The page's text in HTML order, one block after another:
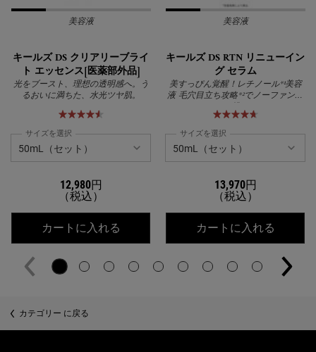
美容液
キールズ DS クリアリーブライ
ト エッセンス[医薬部外品]
光をブースト、理想の透明感へ。う
るおいに満ちた、水光ツヤ肌。
サイズを選択
12,980円
（税込）
カートに入れる キールズ DS クリアリーブライト エ
美容液
キールズ DS RTN リニューイン
グ セラム
美すっぴん覚醒！レチノール*¹美容
液 毛穴目立ち攻略*²でノーファンデ
に挑む
サイズを選択
13,970円
（税込）
カートに入れる
カテゴリー に戻る